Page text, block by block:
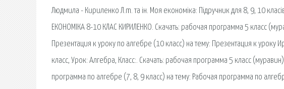
Людмила - Кириленко Л.m. та ін. Моя економіка: Підручник для 8, 9, 10
ЕКОНОМІКА 8-10 КЛАС КИРИЛЕНКО. Скачать: рабочая программа 5 класс
Презентация к уроку по алгебре (10 класс) на тему: Презентация к
класс, Урок: Алгебра, Класс:. Скачать: рабочая программа 5 класс
программа по алгебре (7, 8, 9 класс) на тему: Рабочая программа по